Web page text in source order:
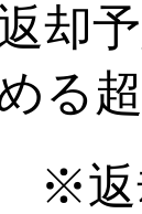
却
る